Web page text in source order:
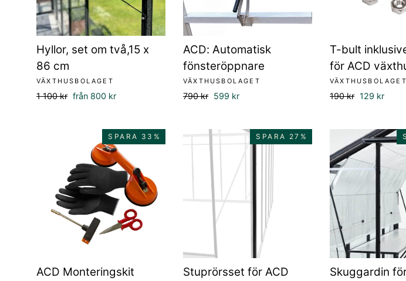
Hyllor, set om två,15 x
86 cm
VÄXTHUSBOLAGET
Ordinarie
1 100 kr Försäljningspris
från 800 kr
ACD: Automatisk
fönsteröppnare
VÄXTHUSBOLAGET
Ordinarie
790 kr Försäljningspris
599 kr
T-bult
för ACD
VÄXTHUSBOLAGET
Ordinarie
190 kr 129 kr
SPARA 33%
ACD Monteringskit
SPARA 27%
Stuprörsset för ACD
Skuggardin